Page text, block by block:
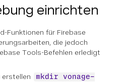
einrichten
Funktionen für Firebase
die jedoch
Tools-Befehlen erledigt
erstellen
mkdir vonage-